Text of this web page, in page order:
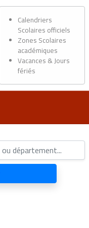
Calendriers
Scolaires officiels
Zones Scolaires
académiques
Vacances & Jours
fériés